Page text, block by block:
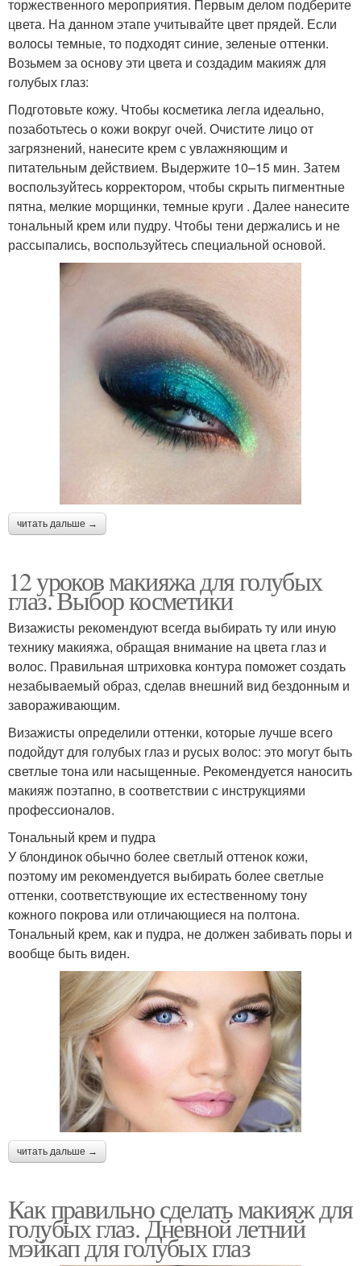
торжественного мероприятия. Первым делом подберите
цвета. На данном этапе учитывайте цвет прядей. Если
волосы темные, то подходят синие, зеленые оттенки.
Возьмем за основу эти цвета и создадим макияж для
голубых глаз:
Подготовьте кожу. Чтобы косметика легла идеально,
позаботьтесь о кожи вокруг очей. Очистите лицо от
загрязнений, нанесите крем с увлажняющим и
питательным действием. Выдержите 10–15 мин. Затем
воспользуйтесь корректором, чтобы скрыть пигментные
пятна, мелкие морщинки, темные круги . Далее нанесите
тональный крем или пудру. Чтобы тени держались и не
рассыпались, воспользуйтесь специальной основой.
читать дальше →
12 уроков макияжа для голубых
глаз. Выбор косметики
Визажисты рекомендуют всегда выбирать ту или иную
технику макияжа, обращая внимание на цвета глаз и
волос. Правильная штриховка контура поможет создать
незабываемый образ, сделав внешний вид бездонным и
завораживающим.
Визажисты определили оттенки, которые лучше всего
подойдут для голубых глаз и русых волос: это могут быть
светлые тона или насыщенные. Рекомендуется наносить
макияж поэтапно, в соответствии с инструкциями
профессионалов.
Тональный крем и пудра
У блондинок обычно более светлый оттенок кожи,
поэтому им рекомендуется выбирать более светлые
оттенки, соответствующие их естественному тону
кожного покрова или отличающиеся на полтона.
Тональный крем, как и пудра, не должен забивать поры и
вообще быть виден.
читать дальше →
Как правильно сделать макияж для
голубых глаз. Дневной летний
мэйкап для голубых глаз